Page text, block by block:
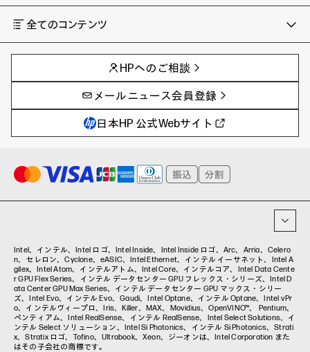
全てのコンテンツ
AIの進化と活用事例
製品トレンド & レビュー
サイバーセキュリティ
教育とテクノロジー
ハイブリッドワーク
プリンター
事例
イベントレポート
AI PC
AIワークステーション
Poly
WXP（DEXツール）
タグ一覧
HPへのご相談
メールニュース会員登録
日本HP 公式Webサイト
Intel、インテル、Intel ロゴ、Intel Inside、Intel Inside ロゴ、Arc、Arria、Celero
n、セレロン、Cyclone、eASIC、Intel Ethernet、インテル イーサネット、Intel A
gilex、Intel Atom、インテルアトム、Intel Core、インテルコア、Intel Data Cente
r GPU Flex Series、インテル データセンター GPU フレックス・シリーズ、Intel D
ata Center GPU Max Series、インテル データセンター GPU マックス・シリー
ズ、Intel Evo、インテル Evo、Gaudi、Intel Optane、インテル Optane、Intel vPr
o、インテルヴィープロ、Iris、Killer、MAX、Movidius、OpenVINO™、 Pentium、
ペンティアム、Intel RealSense、インテル RealSense、Intel Select Solutions、イ
ンテル Select ソリューション、Intel Si Photonics、インテル Si Photonics、Strati
x、Stratix ロゴ、Tofino、Ultrabook、Xeon、ジーオンは、Intel Corporation また
はその子会社の商標です。